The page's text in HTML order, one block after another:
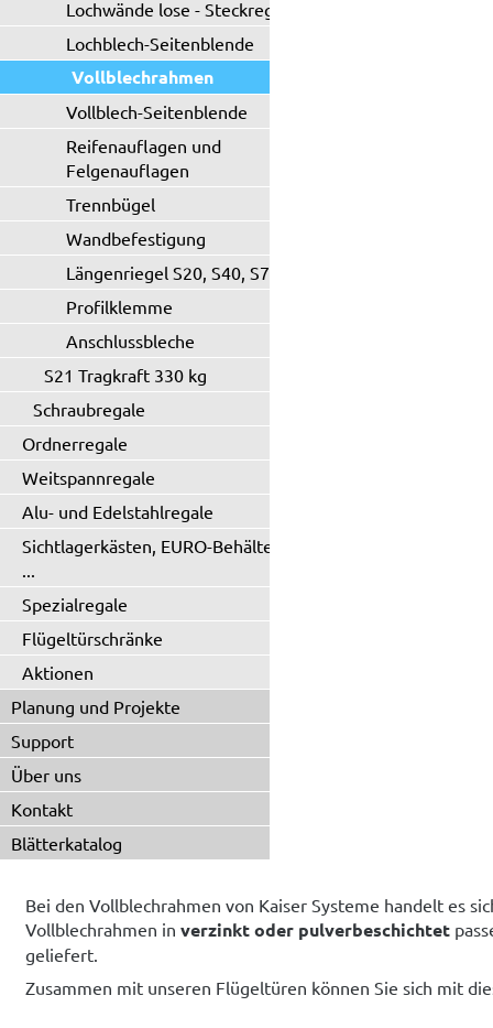
Lochwände lose - Steckregal
Lochblech-Seitenblende
Vollblechrahmen
Vollblech-Seitenblende
Reifenauflagen und
Felgenauflagen
Trennbügel
Wandbefestigung
Längenriegel S20, S40, S71
Profilklemme
Anschlussbleche
S21 Tragkraft 330 kg
Schraubregale
Ordnerregale
Weitspannregale
Alu- und Edelstahlregale
Sichtlagerkästen, EURO-Behälter
...
Spezialregale
Flügeltürschränke
Aktionen
Planung und Projekte
Support
Über uns
Kontakt
Blätterkatalog
Bei den Vollblechrahmen von Kaiser Systeme handelt es
Vollblechrahmen in verzinktoder pulverbeschichtet
geliefert.
Zusammen mit unseren Flügeltüren können Sie sich mit